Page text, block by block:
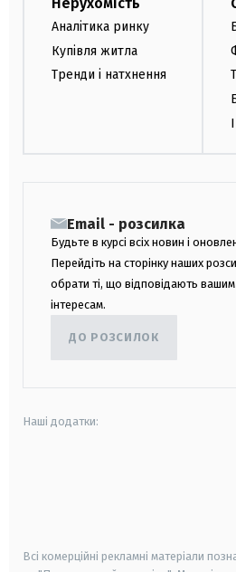
Аналітика ринку
Купівля житла
Тренди і натхнення
Email - розсилка
Будьте в курсі всіх новин і
Перейдіть на сторінку наших
обрати ті, що відповідають вашим
інтересам.
ДО РОЗСИЛОК
Наші додатки:
Всі комерційні рекламні матеріали